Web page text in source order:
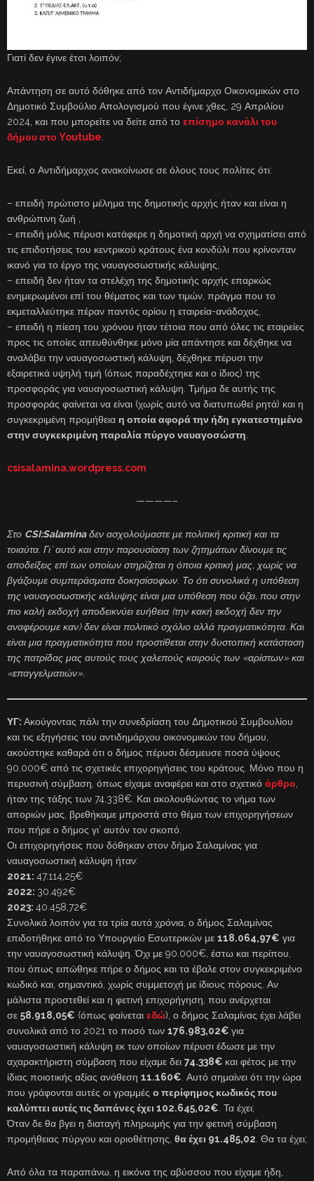
Γιατί δεν έγινε έτσι λοιπόν;
Απάντηση σε αυτό δόθηκε από τον Αντιδήμαρχο Οικονομικών στο
Δημοτικό Συμβούλιο Απολογισμού που έγινε χθες, 29 Απριλίου
2024, και που μπορείτε να δείτε από το επίσημο κανάλι του
δήμου στο Youtube.
Εκεί, ο Αντιδήμαρχος ανακοίνωσε σε όλους τους πολίτες ότι:
– επειδή πρώτιστο μέλημα της δημοτικής αρχής ήταν και είναι η
ανθρώπινη ζωή ,
– επειδή μόλις πέρυσι κατάφερε η δημοτική αρχή να σχηματίσει από
τις επιδοτήσεις του κεντρικού κράτους ένα κονδύλι που κρίνονταν
ικανό για το έργο της ναυαγοσωστικής κάλυψης,
– επειδή δεν ήταν τα στελέχη της δημοτικής αρχής επαρκώς
ενημερωμένοι επί του θέματος και των τιμών, πράγμα που το
εκμεταλλεύτηκε πέραν παντός ορίου η εταιρεία-ανάδοχος,
– επειδή η πίεση του χρόνου ήταν τέτοια που από όλες τις εταιρείες
προς τις οποίες απευθύνθηκε μόνο μία απάντησε και δέχθηκε να
αναλάβει την ναυαγοσωστική κάλυψη, δέχθηκε πέρυσι την
εξαιρετικά υψηλή τιμή (όπως παραδέχτηκε και ο ίδιος) της
προσφοράς για ναυαγοσωστική κάλυψη. Τμήμα δε αυτής της
προσφοράς φαίνεται να είναι (χωρίς αυτό να διατυπωθεί ρητά) και η
συγκεκριμένη προμήθεια η οποία αφορά την ήδη εγκατεστημένο
στην συγκεκριμένη παραλία πύργο ναυαγοσώστη.
csisalamina.wordpress.com
————–
Στο CSI:Salaminaδεν ασχολούμαστε με πολιτική κριτική και τα
τοιαύτα. Γι’ αυτό και στην παρουσίαση των ζητημάτων δίνουμε τις
αποδείξεις επί των οποίων στηρίζεται η όποια κριτική μας, χωρίς να
βγάζουμε συμπεράσματα δοκησίσοφων. Το ότι συνολικά η υπόθεση
της ναυαγοσωστικής κάλυψης είναι μια υπόθεση που όζει, που στην
πιο καλή εκδοχή αποδεικνύει ευήθεια (την κακή εκδοχή δεν την
αναφέρουμε καν) δεν είναι πολιτικό σχόλιο αλλά πραγματικότητα. Και
είναι μια πραγματικότητα που προστίθεται στην δυστοπική κατάσταση
της πατρίδας μας αυτούς τους χαλεπούς καιρούς των «αρίστων» και
«επαγγελματιών».
ΥΓ: Ακούγοντας πάλι την συνεδρίαση του Δημοτικού Συμβουλίου
και τις εξηγήσεις του αντιδημάρχου οικονομικών του δήμου,
ακούστηκε καθαρά ότι ο δήμος πέρυσι δέσμευσε ποσά ύψους
90.000€ από τις σχετικές επιχορηγήσεις του κράτους. Μόνο που η
περυσινή σύμβαση, όπως είχαμε αναφέρει και στο σχετικό άρθρο,
ήταν της τάξης των 74.338€. Και ακολουθώντας το νήμα των
αποριών μας, βρεθήκαμε μπροστά στο θέμα των επιχορηγήσεων
που πήρε ο δήμος γι’ αυτόν τον σκοπό.
Οι επιχορηγήσεις που δόθηκαν στον δήμο Σαλαμίνας για
ναυαγοσωστική κάλυψη ήταν:
2021: 47.114,25€
2022: 30.492€
2023: 40.458,72€
Συνολικά λοιπόν για τα τρία αυτά χρόνια, ο δήμος Σαλαμίνας
επιδοτήθηκε από το Υπουργείο Εσωτερικών με 118.064,97€ για
την ναυαγοσωστική κάλυψη. Όχι με 90.000€, έστω και περίπου,
που όπως ειπώθηκε πήρε ο δήμος και τα έβαλε στον συγκεκριμένο
κωδικό και, σημαντικό, χωρίς συμμετοχή με ίδιους πόρους. Αν
μάλιστα προστεθεί και η φετινή επιχορήγηση, που ανέρχεται
σε 58.918,05€ (όπως φαίνεται εδώ), ο δήμος Σαλαμίνας έχει λάβει
συνολικά από το 2021 το ποσό των 176.983,02€ για
ναυαγοσωστική κάλυψη εκ των οποίων πέρυσι έδωσε με την
αχαρακτήριστη σύμβαση που είχαμε δει 74.338€ και φέτος με την
ίδιας ποιοτικής αξίας ανάθεση 11.160€. Αυτό σημαίνει ότι την ώρα
που γράφονται αυτές οι γραμμές ο περίφημος κωδικός που
καλύπτει αυτές τις δαπάνες έχει 102.645,02€. Τα έχει;
Όταν δε θα βγει η διαταγή πληρωμής για την φετινή σύμβαση
προμήθειας πύργου και οριοθέτησης, θα έχει 91.485,02. Θα τα έχει;
Από όλα τα παραπάνω, η εικόνα της αβύσσου που είχαμε ήδη,